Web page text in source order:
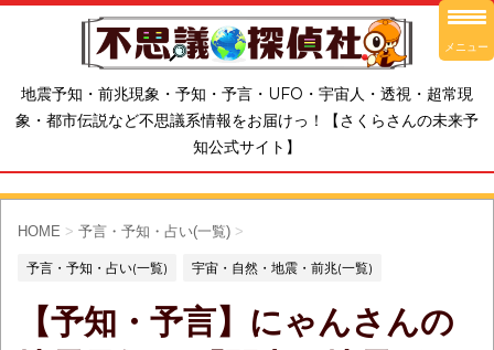
地震予知・前兆現象・予知・予言・UFO・宇宙人・透視・超常現
象・都市伝説など不思議系情報をお届けっ！【さくらさんの未来予
知公式サイト】
HOME > 予言・予知・占い(一覧) >
予言・予知・占い(一覧) 宇宙・自然・地震・前兆(一覧)
【予知・予言】にゃんさんの
メニュー